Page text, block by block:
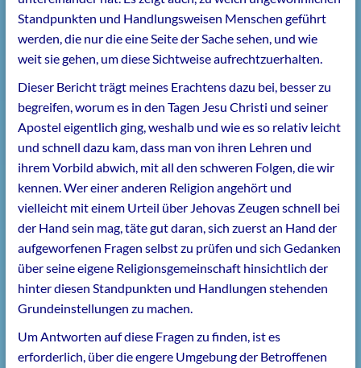
Standpunkten und Handlungsweisen Menschen geführt
werden, die nur die eine Seite der Sache sehen, und wie
weit sie gehen, um diese Sichtweise aufrechtzuerhalten.
Dieser Bericht trägt meines Erachtens dazu bei, besser zu
begreifen, worum es in den Tagen Jesu Christi und seiner
Apostel eigentlich ging, weshalb und wie es so relativ leicht
und schnell dazu kam, dass man von ihren Lehren und
ihrem Vorbild abwich, mit all den schweren Folgen, die wir
kennen. Wer einer anderen Religion angehört und
vielleicht mit einem Urteil über Jehovas Zeugen schnell bei
der Hand sein mag, täte gut daran, sich zuerst an Hand der
aufgeworfenen Fragen selbst zu prüfen und sich Gedanken
über seine eigene Religionsgemeinschaft hinsichtlich der
hinter diesen Standpunkten und Handlungen stehenden
Grundeinstellungen zu machen.
Um Antworten auf diese Fragen zu finden, ist es
erforderlich, über die engere Umgebung der Betroffenen